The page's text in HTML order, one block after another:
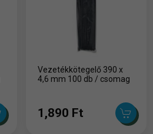
Vezetékkötegelő 390 x
4,6 mm 100 db / csomag
1,890 Ft